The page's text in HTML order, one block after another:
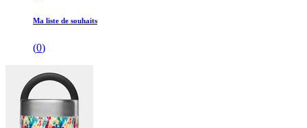
Ma liste de souhaits
(0)